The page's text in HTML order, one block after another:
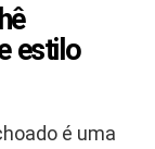
estilo
é uma